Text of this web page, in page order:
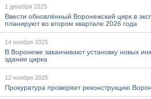
1 декабря 2025
Ввести обновлённый Воронежский цирк в
планируют во втором квартале 2026 года
14 ноября 2025
В Воронеже заканчивают установку новых
здании цирка
12 ноября 2025
Прокуратура проверяет реконструкцию